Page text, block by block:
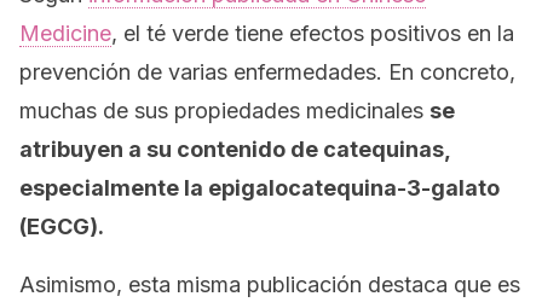
Medicine, el té verde tiene efectos positivos en la
prevención de varias enfermedades. En concreto,
muchas de sus propiedades medicinales se
atribuyen a su contenido de catequinas,
especialmente la epigalocatequina-3-galato
(EGCG).
Asimismo, esta misma publicación destaca que es